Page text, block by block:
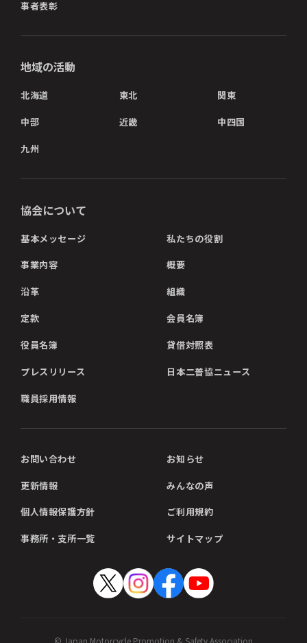
事者表彰
地域の活動
北海道 東北 関東
中部 近畿 中四国
九州
協会について
基本メッセージ 私たちの役割
事業内容 概要
沿革 組織
定款 会員名簿
役員名簿 貸借対照表
プレスリリース 日本二普協ニュース
職員採用情報
お問い合わせ お知らせ
更新情報 みんなの声
個人情報保護方針 ご利用規約
事務所・支所一覧 サイトマップ